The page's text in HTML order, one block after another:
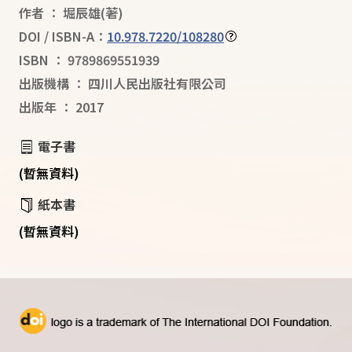
作者 ： 堀辰雄(著)
DOI / ISBN-A： 10.978.7220/108280
ISBN ： 9789869551939
出版機構 ： 四川人民出版社有限公司
出版年 ： 2017
電子書
(暫無資料)
紙本書
(暫無資料)